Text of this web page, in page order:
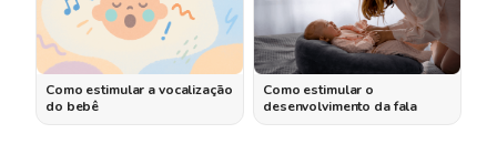
Como estimular a vocalização
do bebê
Como estimular o
desenvolvimento da fala